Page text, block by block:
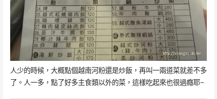
人少的時候，大概點個越南河粉還是炒飯，再叫一兩道菜就差不多
了。人一多，點了好多主食類以外的菜，這樣吃起來也很過癮耶~